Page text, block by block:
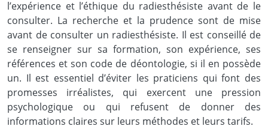
l’expérience et l’éthique du radiesthésiste avant de le
consulter. La recherche et la prudence sont de mise
avant de consulter un radiesthésiste. Il est conseillé de
se renseigner sur sa formation, son expérience, ses
références et son code de déontologie, si il en possède
un. Il est essentiel d’éviter les praticiens qui font des
promesses irréalistes, qui exercent une pression
psychologique ou qui refusent de donner des
informations claires sur leurs méthodes et leurs tarifs.